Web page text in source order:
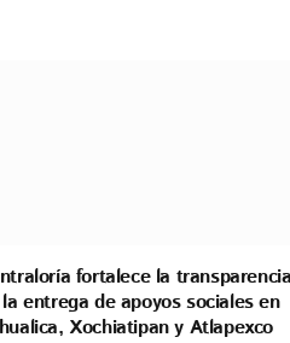
fortalece la transparencia
entrega de apoyos sociales en
Xochiatipan y Atlapexco